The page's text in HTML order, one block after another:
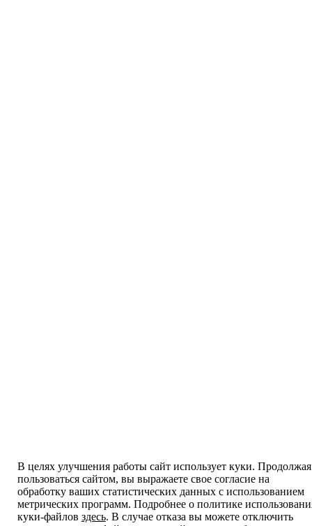
В целях улучшения работы сайт использует куки. Продолжая
пользоваться сайтом, вы выражаете свое согласие на
обработку ваших статистических данных с использованием
метрических программ. Подробнее о политике
куки-файлов здесь. В случае отказа вы можете отключить